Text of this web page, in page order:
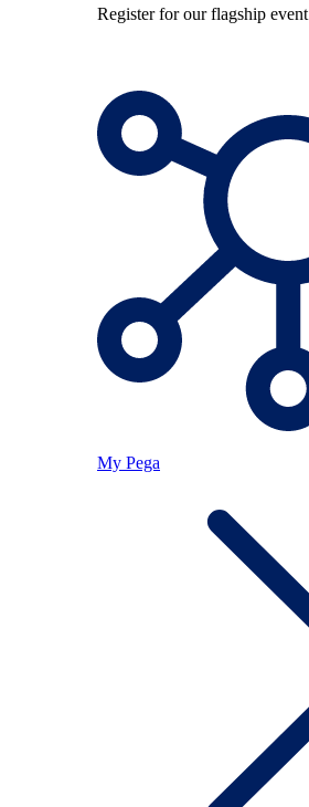
Register for our flagship event
My Pega